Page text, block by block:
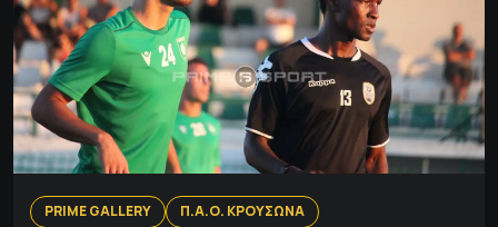
PRIME GALLERY
Π.Α.Ο. ΚΡΟΥΣΩΝΑ